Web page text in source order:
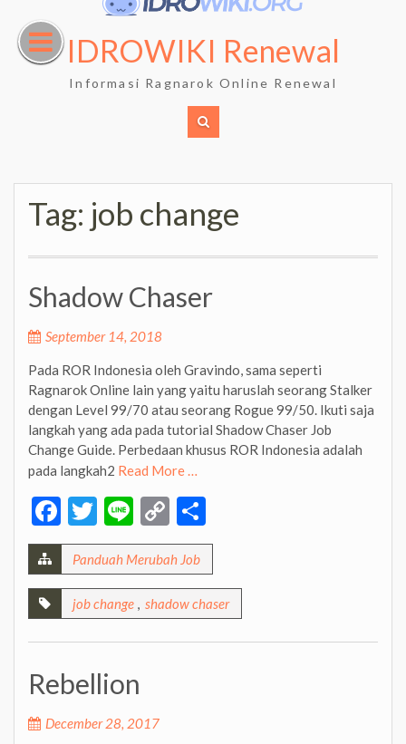
content
IDROWIKI Renewal
Informasi Ragnarok Online Renewal
Tag: job change
Shadow Chaser
September 14, 2018
Pada ROR Indonesia oleh Gravindo, sama seperti
Ragnarok Online lain yang yaitu haruslah seorang Stalker
dengan Level 99/70 atau seorang Rogue 99/50. Ikuti saja
langkah yang ada pada tutorial Shadow Chaser Job
Change Guide. Perbedaan khusus ROR Indonesia adalah
pada langkah2 Read More …
Facebook
Twitter
LineCopy
Link
Panduah Merubah Job
job change , shadow chaser
Rebellion
December 28, 2017